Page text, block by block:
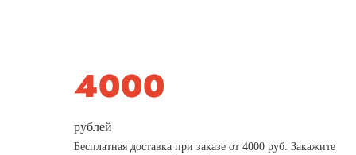
рублей
Бесплатная доставка при заказе от 4000 руб. Закажите